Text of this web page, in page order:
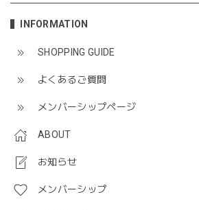
INFORMATION
SHOPPING GUIDE
よくあるご質問
メンバーシップページ
ABOUT
お知らせ
メンバーシップ